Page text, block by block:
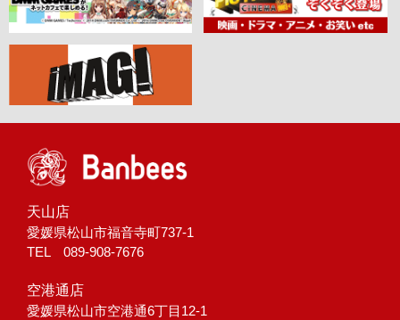
天山店
愛媛県松山市福音寺町737-1
TEL 089-908-7676
空港通店
愛媛県松山市空港通6丁目12-1